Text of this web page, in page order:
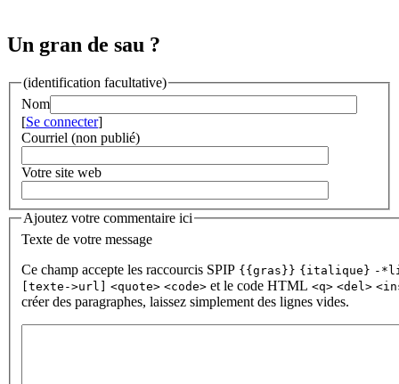
Un gran de sau ?
(identification facultative)
Nom
[Se connecter]
Courriel (non publié)
Votre site web
Ajoutez votre commentaire ici
Texte de votre message
Ce champ accepte les raccourcis SPIP {{gras}} {italique} -
[texte->url] <quote> <code> et le code HTML <q> <del>
créer des paragraphes, laissez simplement des lignes vides.